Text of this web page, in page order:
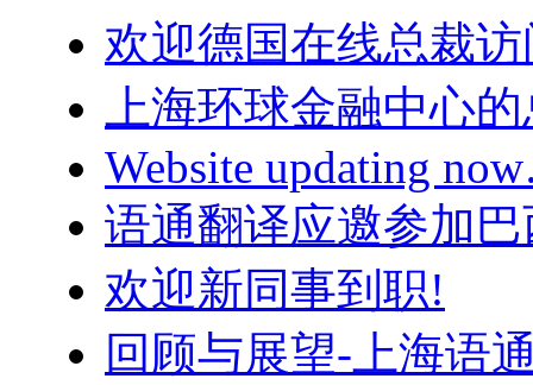
欢迎德国在线总裁
上海环球金融中心
Website updating
语通翻译应邀参加
欢迎新同事到职!
回顾与展望-上海语